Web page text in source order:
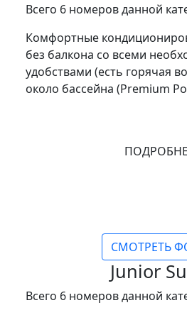
Всего 6 номеров данной
Комфортные
без балкона со всеми
удобствами (есть горячая
около бассейна (Premium
СМОТРЕТЬ
Junior
Всего 6 номеров данной